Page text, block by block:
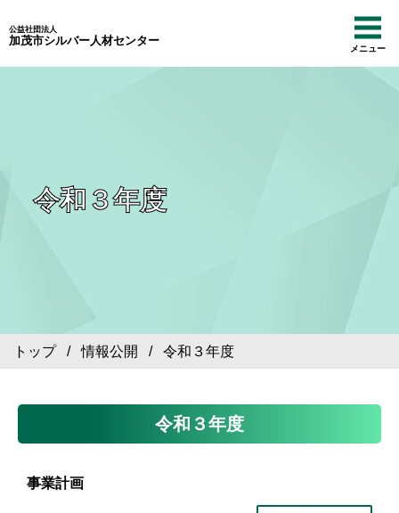
公益社団法人
加茂市シルバー人材センター
メニュー
令和３年度
トップ/情報公開 / 令和３年度
令和３年度
事業計画